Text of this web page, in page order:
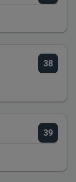
38
39